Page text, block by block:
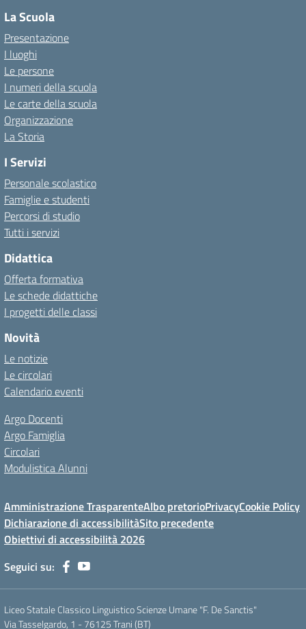
La Scuola
Presentazione
I luoghi
Le persone
I numeri della scuola
Le carte della scuola
Organizzazione
La Storia
I Servizi
Personale scolastico
Famiglie e studenti
Percorsi di studio
Tutti i servizi
Didattica
Offerta formativa
Le schede didattiche
I progetti delle classi
Novità
Le notizie
Le circolari
Calendario eventi
Argo Docenti
Argo Famiglia
Circolari
Modulistica Alunni
Amministrazione TrasparenteAlbo pretorioPrivacyCookie Policy
Dichiarazione di accessibilitàSito precedente
Obiettivi di accessibilità 2026
Seguici su:
Liceo Statale Classico Linguistico Scienze Umane "F. De Sanctis"
Via Tasselgardo, 1 - 76125 Trani (BT)